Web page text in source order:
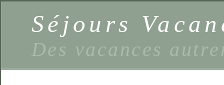
Séjours
Des vacances